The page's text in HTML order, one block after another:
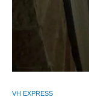
VH EXPRESS